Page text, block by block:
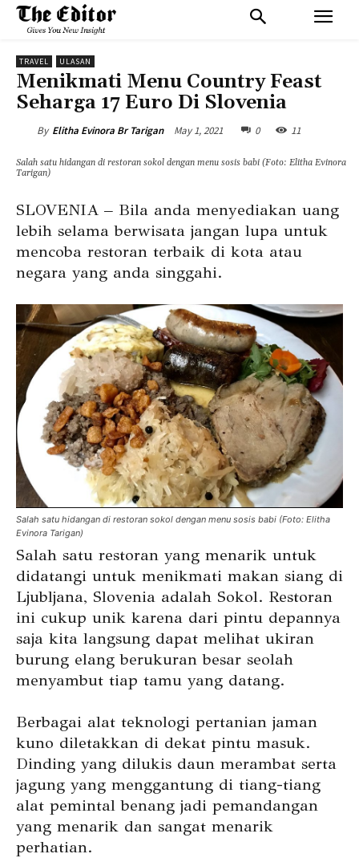
TRAVEL ULASAN
Menikmati Menu Country Feast
Seharga 17 Euro Di Slovenia
By Elitha Evinora Br Tarigan May 1, 2021 0 11
Salah satu hidangan di restoran sokol dengan menu sosis babi (Foto: Elitha Evinora
Tarigan)
SLOVENIA – Bila anda menyediakan uang
lebih selama berwisata jangan lupa untuk
mencoba restoran terbaik di kota atau
negara yang anda singgahi.
Salah satu hidangan di restoran sokol dengan menu sosis babi (Foto: Elitha
Evinora Tarigan)
Salah satu restoran yang menarik untuk
didatangi untuk menikmati makan siang di
Ljubljana, Slovenia adalah Sokol. Restoran
ini cukup unik karena dari pintu depannya
saja kita langsung dapat melihat ukiran
burung elang berukuran besar seolah
menyambut tiap tamu yang datang.
Berbagai alat teknologi pertanian jaman
kuno diletakkan di dekat pintu masuk.
Dinding yang dilukis daun merambat serta
jagung yang menggantung di tiang-tiang
alat pemintal benang jadi pemandangan
yang menarik dan sangat menarik
perhatian.